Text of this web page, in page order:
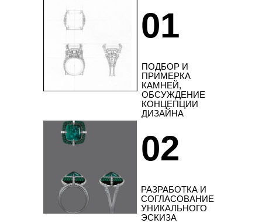
01
02
ПОДБОР И
ПРИМЕРКА
КАМНЕЙ,
ОБСУЖДЕНИЕ
КОНЦЕПЦИИ
ДИЗАЙНА
РАЗРАБОТКА И
СОГЛАСОВАНИЕ
УНИКАЛЬНОГО
ЭСКИЗА